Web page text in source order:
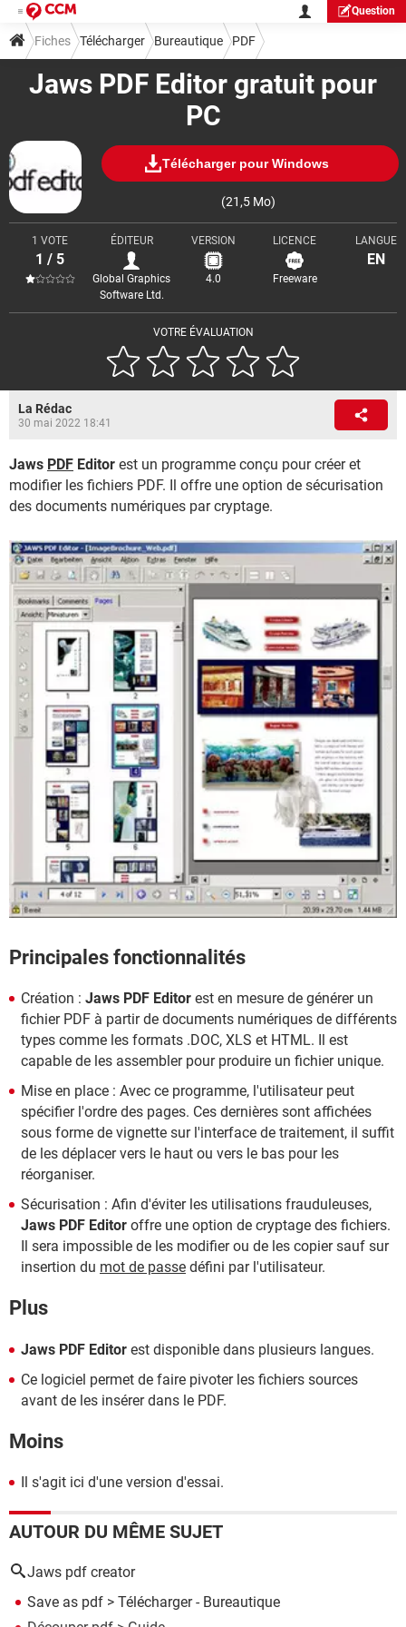
Question
Jaws PDF Editor gratuit pour
PC
Télécharger pour Windows
(21,5 Mo)
VOTRE ÉVALUATION
1 VOTE
1 / 5
ÉDITEUR
Global Graphics
Software Ltd.
VERSION
4.0
LICENCE
Freeware
LANGUE
EN
Fiches Télécharger Bureautique PDF
La Rédac
30 mai 2022 18:41
Jaws PDF Editor est un programme conçu pour créer et
modifier les fichiers PDF. Il offre une option de sécurisation
des documents numériques par cryptage.
Principales fonctionnalités
Création : Jaws PDF Editor est en mesure de générer un
fichier PDF à partir de documents numériques de différents
types comme les formats .DOC, XLS et HTML. Il est
capable de les assembler pour produire un fichier unique.
Mise en place : Avec ce programme, l'utilisateur peut
spécifier l'ordre des pages. Ces dernières sont affichées
sous forme de vignette sur l'interface de traitement, il suffit
de les déplacer vers le haut ou vers le bas pour les
réorganiser.
Sécurisation : Afin d'éviter les utilisations frauduleuses,
Jaws PDF Editor offre une option de cryptage des fichiers.
Il sera impossible de les modifier ou de les copier sauf sur
insertion du mot de passe défini par l'utilisateur.
Plus
Jaws PDF Editor est disponible dans plusieurs langues.
Ce logiciel permet de faire pivoter les fichiers sources
avant de les insérer dans le PDF.
Moins
Il s'agit ici d'une version d'essai.
AUTOUR DU MÊME SUJET
Jaws pdf creator
Save as pdf > Télécharger - Bureautique